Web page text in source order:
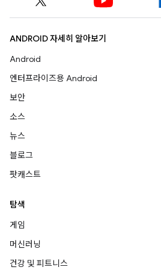
ANDROID 자세히 알아보기
Android
엔터프라이즈용 Android
보안
소스
뉴스
블로그
팟캐스트
탐색
게임
머신러닝
건강 및 피트니스